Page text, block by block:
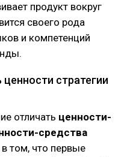
продукт вокруг
своего рода
и компетенций
стратегии
отличать ценности-
средства
том, что первые